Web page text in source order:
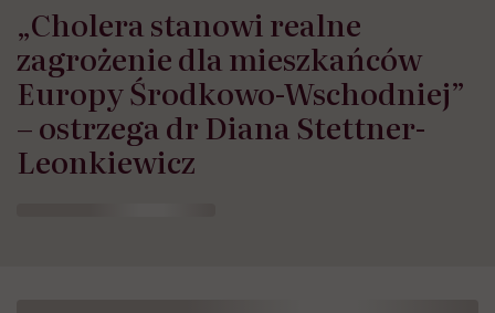
„Cholera stanowi realne
zagrożenie dla mieszkańców
Europy Środkowo-Wschodniej”
– ostrzega dr Diana Stettner-
Leonkiewicz